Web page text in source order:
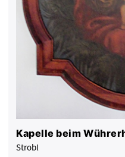
Kapelle beim
Strobl